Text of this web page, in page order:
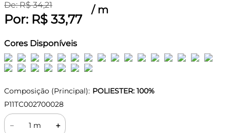
De:R$ 34,21
Por: R$ 33,77
/ m
Cores Disponíveis
Composição (Principal): POLIESTER: 100%
P11TC002700028
＋
－